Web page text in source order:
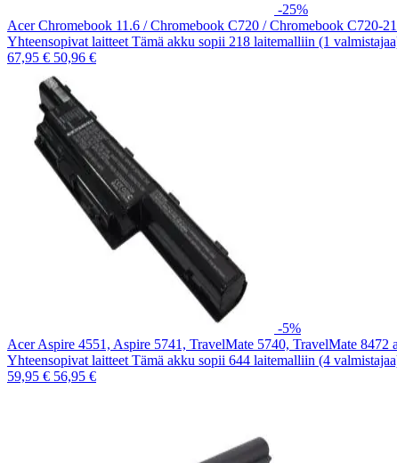
-25%
Acer Chromebook 11.6 / Chromebook C720 / Chromebook C720-
Yhteensopivat laitteet Tämä akku sopii 218 laitemalliin (1
67,95 € 50,96 €
-5%
Acer Aspire 4551, Aspire 5741, TravelMate 5740, TravelMate 8472
Yhteensopivat laitteet Tämä akku sopii 644 laitemalliin (4
59,95 € 56,95 €